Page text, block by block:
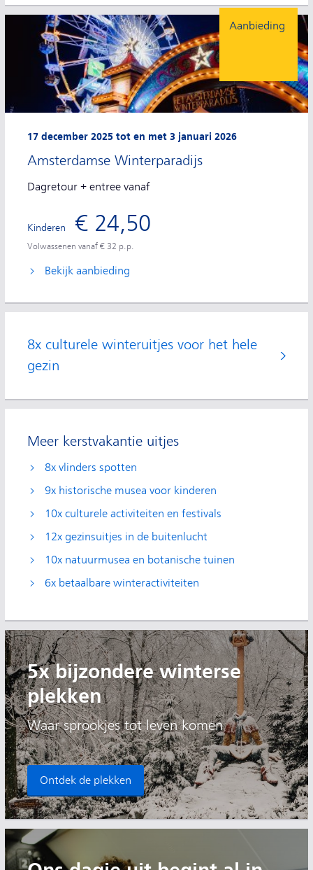
Amsterdamse Winterparadijs
17 december 2025 tot en met 3 januari 2026
Dagretour + entree vanaf
Kinderen € 24,50
Volwassenen vanaf € 32 p.p.
Aanbieding
Bekijk aanbieding
8x culturele winteruitjes voor het hele
gezin
Meer kerstvakantie uitjes
8x vlinders spotten
9x historische musea voor kinderen
10x culturele activiteiten en festivals
12x gezinsuitjes in de buitenlucht
10x natuurmusea en botanische tuinen
6x betaalbare winteractiviteiten
5x bijzondere winterse
plekken
Waar sprookjes tot leven komen
Ontdek de plekken